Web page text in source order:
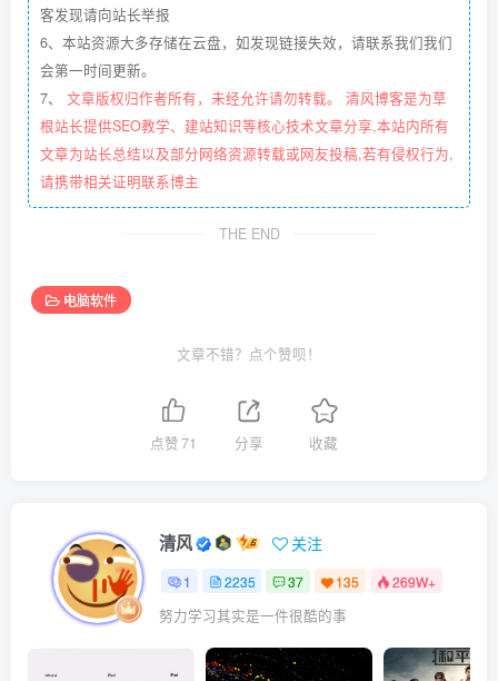
客发现请向站长举报
6、本站资源大多存储在云盘，如发现链接失效，请联系我们我们
会第一时间更新。
7、 文章版权归作者所有，未经允许请勿转载。 清风博客是为草
根站长提供SEO教学、建站知识等核心技术文章分享,本站内所有
文章为站长总结以及部分网络资源转载或网友投稿,若有侵权行为,
请携带相关证明联系博主
THE END
电脑软件
文章不错？点个赞呗！
点赞71 分享 收藏
清风 关注
1 2235 37 135 269W+
努力学习其实是一件很酷的事